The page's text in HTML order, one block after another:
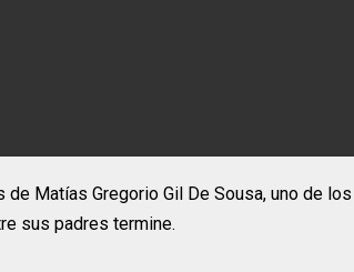
Matías Gregorio Gil De Sousa, uno de los
sus padres termine.